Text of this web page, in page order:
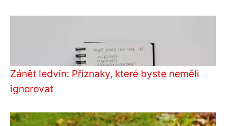
Zánět ledvin: Příznaky, které byste neměli
ignorovat